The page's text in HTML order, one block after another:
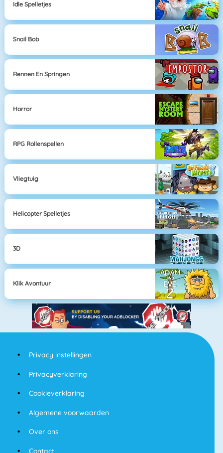
Idle Spelletjes
Snail Bob
Rennen En Springen
Horror
RPG Rollenspellen
Vliegtuig
Helicopter Spelletjes
3D
Klik Avontuur
Privacy instellingen
Privacyverklaring
Cookieverklaring
Algemene voorwaarden
Over ons
Contact